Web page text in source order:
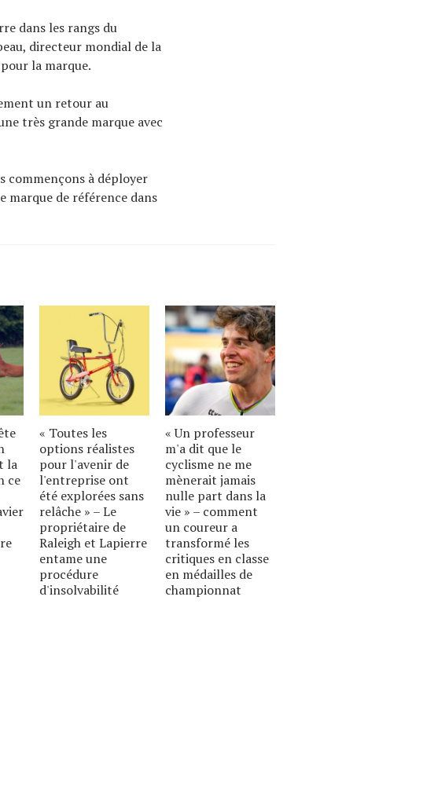
dans les rangs du
directeur mondial de la
la marque.
un retour au
très grande marque avec
commençons à déployer
de référence dans
la
ce
« Toutes les
options réalistes
pour l'avenir de
l'entreprise ont
été explorées sans
relâche » – Le
propriétaire de
Raleigh et Lapierre
entame une
procédure
d'insolvabilité
« Un professeur
m'a dit que le
cyclisme ne me
mènerait jamais
nulle part dans la
vie » – comment
un coureur a
transformé les
critiques en classe
en médailles de
championnat